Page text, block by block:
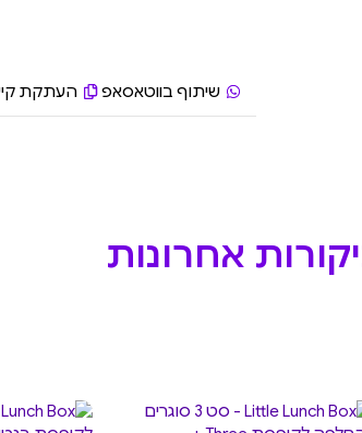
שיתוף בווטאסאפ העתקת
אחרונות